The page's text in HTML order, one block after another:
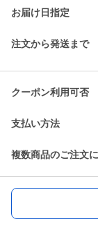
お届け日指定
注文から発送まで
クーポン利用可否
支払い方法
複数商品のご注文